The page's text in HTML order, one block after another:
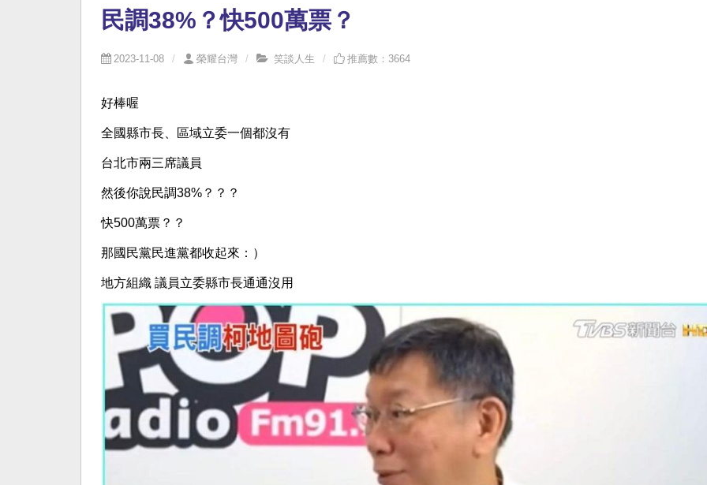
民調38%？快500萬票？
2023-11-08 榮耀台灣 笑談人生 推薦數：3664
好棒喔
全國縣市長、區域立委一個都沒有
台北市兩三席議員
然後你說民調38%？？？
快500萬票？？
那國民黨民進黨都收起來：）
地方組織 議員立委縣市長通通沒用